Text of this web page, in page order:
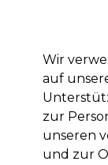
Marken Deals
Wir
auf
zur
unseren
und zur